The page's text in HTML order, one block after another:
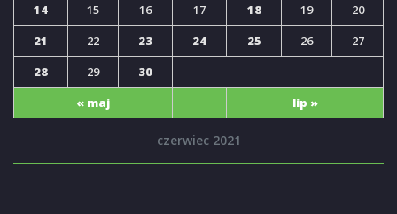
czerwiec 2021
« maj lip »
14
15 16 17 18 19
20
21
22 23 24 25 26
27
28
29 30